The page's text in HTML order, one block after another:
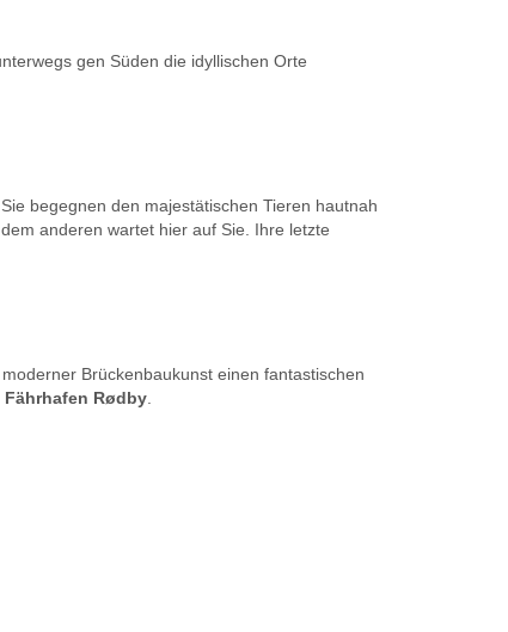
gen Süden die idyllischen Orte
. Sie begegnen den majestätischen Tieren hautnah
anderen wartet hier auf Sie. Ihre letzte
Brückenbaukunst einen fantastischen
Fährhafen Rødby